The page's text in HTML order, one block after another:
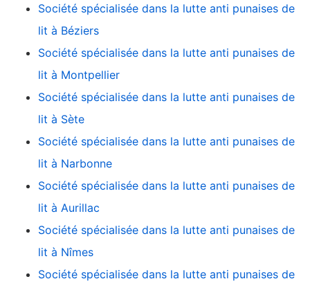
Société spécialisée dans la lutte anti punaises de
lit à Béziers
Société spécialisée dans la lutte anti punaises de
lit à Montpellier
Société spécialisée dans la lutte anti punaises de
lit à Sète
Société spécialisée dans la lutte anti punaises de
lit à Narbonne
Société spécialisée dans la lutte anti punaises de
lit à Aurillac
Société spécialisée dans la lutte anti punaises de
lit à Nîmes
Société spécialisée dans la lutte anti punaises de